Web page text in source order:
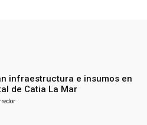
infraestructura e insumos en
de Catia La Mar